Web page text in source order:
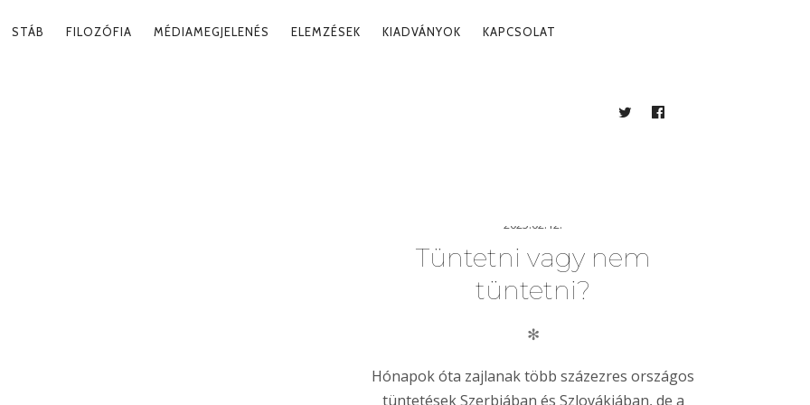
STÁB FILOZÓFIA MÉDIAMEGJELENÉS ELEMZÉSEK KIADVÁNYOK KAPCSOLAT
TWITTERFACEBOOK
2025.02.12.
Tüntetni vagy nem
tüntetni?
✻
Hónapok óta zajlanak több százezres országos
tüntetések Szerbiában és Szlovákiában, de a